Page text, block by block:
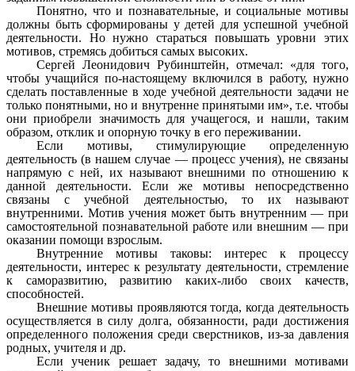
Понятно, что и познавательные, и социальные мотивы
должны быть сформированы у детей для успешной учебной
деятельности. Но нужно стараться повышать уровни этих
мотивов, стремясь добиться самых высоких.
Сергей Леонидович Рубинштейн, отмечал: «для того,
чтобы учащийся по-настоящему включился в работу, нужно
сделать поставленные в ходе учебной деятельности задачи не
только понятными, но и внутренне принятыми им», т.е. чтобы
они приобрели значимость для учащегося, и нашли, таким
образом, отклик и опорную точку в его переживании.
Если мотивы, стимулирующие определенную
деятельность (в нашем случае — процесс учения), не связаны
напрямую с ней, их называют внешними по отношению к
данной деятельности. Если же мотивы непосредственно
связаны с учебной деятельностью, то их называют
внутренними. Мотив учения может быть внутренним — при
самостоятельной познавательной работе или внешним — при
оказании помощи взрослым.
Внутренние мотивы таковы: интерес к процессу
деятельности, интерес к результату деятельности, стремление
к саморазвитию, развитию каких-либо своих качеств,
способностей.
Внешние мотивы проявляются тогда, когда деятельность
осуществляется в силу долга, обязанности, ради достижения
определенного положения среди сверстников, из-за давления
родных, учителя и др.
Если ученик решает задачу, то внешними мотивами